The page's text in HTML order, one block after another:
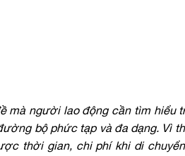
mà người lao động cần tìm hiểu
bộ phức tạp và đa dạng. Vì
thời gian, chi phí khi di